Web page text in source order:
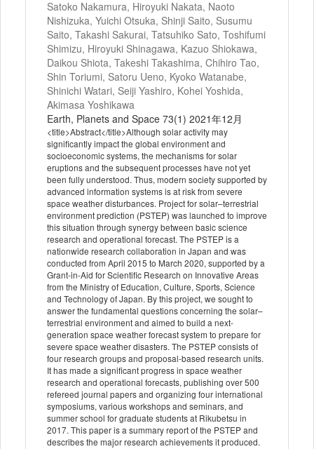
Satoko Nakamura, Hiroyuki Nakata, Naoto
Nishizuka, Yuichi Otsuka, Shinji Saito, Susumu
Saito, Takashi Sakurai, Tatsuhiko Sato, Toshifumi
Shimizu, Hiroyuki Shinagawa, Kazuo Shiokawa,
Daikou Shiota, Takeshi Takashima, Chihiro Tao,
Shin Toriumi, Satoru Ueno, Kyoko Watanabe,
Shinichi Watari, Seiji Yashiro, Kohei Yoshida,
Akimasa Yoshikawa
Earth, Planets and Space 73(1) 2021年12月
<title>Abstract</title>Although solar activity may
significantly impact the global environment and
socioeconomic systems, the mechanisms for solar
eruptions and the subsequent processes have not yet
been fully understood. Thus, modern society supported by
advanced information systems is at risk from severe
space weather disturbances. Project for solar–terrestrial
environment prediction (PSTEP) was launched to improve
this situation through synergy between basic science
research and operational forecast. The PSTEP is a
nationwide research collaboration in Japan and was
conducted from April 2015 to March 2020, supported by a
Grant-in-Aid for Scientific Research on Innovative Areas
from the Ministry of Education, Culture, Sports, Science
and Technology of Japan. By this project, we sought to
answer the fundamental questions concerning the solar–
terrestrial environment and aimed to build a next-
generation space weather forecast system to prepare for
severe space weather disasters. The PSTEP consists of
four research groups and proposal-based research units.
It has made a significant progress in space weather
research and operational forecasts, publishing over 500
refereed journal papers and organizing four international
symposiums, various workshops and seminars, and
summer school for graduate students at Rikubetsu in
2017. This paper is a summary report of the PSTEP and
describes the major research achievements it produced.